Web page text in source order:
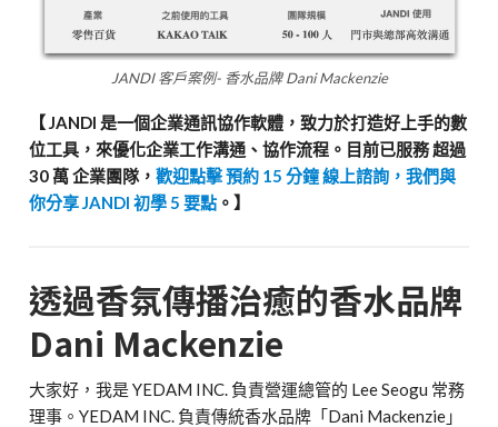
JANDI 客戶案例- 香水品牌 Dani Mackenzie
【 JANDI 是一個企業通訊協作軟體，致力於打造好上手的數
位工具，來優化企業工作溝通、協作流程。目前已服務 超過
30 萬 企業團隊，歡迎點擊 預約 15 分鐘 線上諮詢，我們與
你分享 JANDI 初學 5 要點 。】
透過香氛傳播治癒的香水品牌
Dani Mackenzie
大家好，我是 YEDAM INC. 負責營運總管的 Lee Seogu 常務
理事。YEDAM INC. 負責傳統香水品牌「Dani Mackenzie」